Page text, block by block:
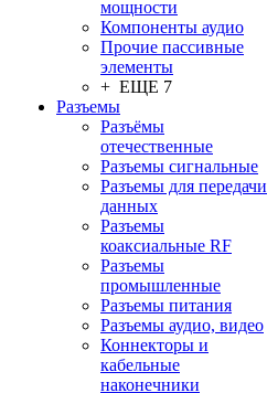
мощности
Компоненты аудио
Прочие пассивные
элементы
+ ЕЩЕ 7
Разъeмы
Разъёмы
отечественные
Разъeмы сигнальные
Разъeмы для передачи
данных
Разъeмы
коаксиальные RF
Разъeмы
промышленные
Разъeмы питания
Разъeмы аудио, видео
Коннекторы и
кабельные
наконечники